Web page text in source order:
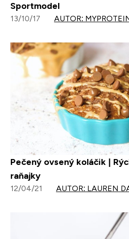
Sportmodel
13/10/17 AUTOR:
Pečený ovsený koláčik |
raňajky
12/04/21 AUTOR: LAUREN